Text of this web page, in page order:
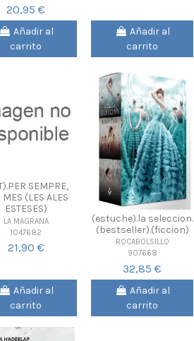
20,95 €
Añadir al
carrito
Añadir al
carrito
SEMPRE,
(LES ALES
ESTESES)
LA MAGRANA
1047682
21,90 €
Añadir al
carrito
(estuche).la seleccion.
(bestseller).(ficcion)
ROCABOLSILLO
907668
32,85 €
Añadir al
carrito